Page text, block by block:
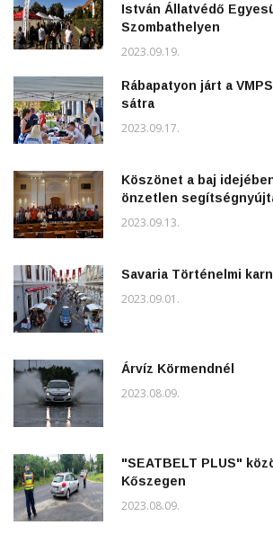
István Állatvédő
Szombathelyen
2023.09.19.
Rábapatyon járt a
sátra
2023.09.17.
Köszönet a baj
önzetlen
2023.09.13.
Savaria Történelmi
2023.09.01.
Árvíz Körmendnél
2023.08.09.
"SEATBELT PLUS"
Kőszegen
2023.08.09.